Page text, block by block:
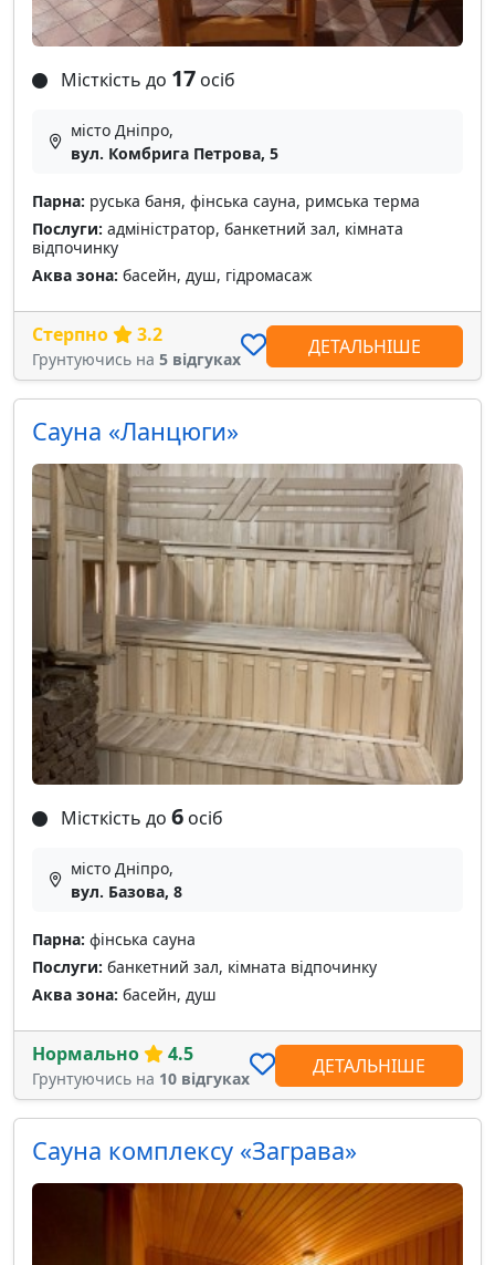
Місткість до 17 осіб
місто Дніпро,
вул. Комбрига Петрова, 5
Парна: руська баня, фінська сауна, римська терма
Послуги: адміністратор, банкетний зал, кімната
відпочинку
Аква зона: басейн, душ, гідромасаж
Стерпно 3.2
Грунтуючись на 5 відгуках
ДЕТАЛЬНІШЕ
Сауна «Ланцюги»
Місткість до 6 осіб
місто Дніпро,
вул. Базова, 8
Парна: фінська сауна
Послуги: банкетний зал, кімната відпочинку
Аква зона: басейн, душ
Нормально 4.5
Грунтуючись на 10 відгуках
ДЕТАЛЬНІШЕ
Сауна комплексу «Заграва»